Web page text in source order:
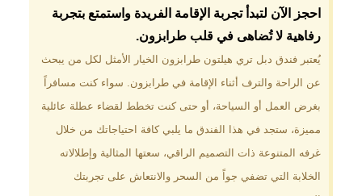
لماذا تختار فندق دبل
تري هيلتون
طرابزون؟
موقع مميز في قلب طرابزون بالقرب
من أهم المعالم السياحية. إطلالات
الخضراء. مرافق متكاملة تشمل
مسبحًا داخليًا، سبا، صالة ألعاب
رياضية، ومطاعم عالمية.
احجز الآن لتبدأ تجربة الإقامة الفريدة واستمتع بتجربة
رفاهية لا تُضاهى في قلب طرابزون.​
يُعتبر فندق دبل تري هيلتون طرابزون الخيار الأمثل لكل من يبحث
عن الراحة والترف أثناء الإقامة في طرابزون. سواء كنت مسافراً
بغرض العمل أو السياحة، أو حتى كنت تخطط لقضاء عطلة عائلية
مميزة، ستجد في هذا الفندق ما يلبي كافة احتياجاتك من خلال
غرفه المتنوعة ذات التصميم الراقي، سعتها المثالية وإطلالاته
الخلابة التي تضفي جواً من السحر والانتعاش على تجربتك